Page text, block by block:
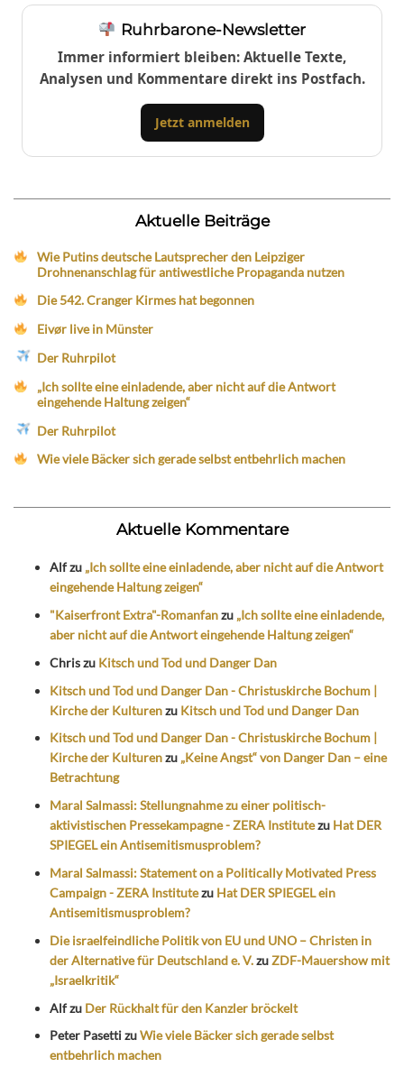
Ruhrbarone-Newsletter
Immer informiert bleiben: Aktuelle Texte,
Analysen und Kommentare direkt ins Postfach.
Jetzt anmelden
Aktuelle Beiträge
Wie Putins deutsche Lautsprecher den Leipziger
Drohnenanschlag für antiwestliche Propaganda nutzen
Die 542. Cranger Kirmes hat begonnen
Eivør live in Münster
Der Ruhrpilot
„Ich sollte eine einladende, aber nicht auf die Antwort
eingehende Haltung zeigen“
Der Ruhrpilot
Wie viele Bäcker sich gerade selbst entbehrlich machen
Aktuelle Kommentare
Alfzu „Ich sollte eine einladende, aber nicht auf die Antwort
eingehende Haltung zeigen“
"Kaiserfront Extra"-Romanfanzu „Ich sollte eine einladende,
aber nicht auf die Antwort eingehende Haltung zeigen“
Chriszu Kitsch und Tod und Danger Dan
Kitsch und Tod und Danger Dan - Christuskirche Bochum |
Kirche der Kulturenzu Kitsch und Tod und Danger Dan
Kitsch und Tod und Danger Dan - Christuskirche Bochum |
Kirche der Kulturenzu „Keine Angst“ von Danger Dan – eine
Betrachtung
Maral Salmassi: Stellungnahme zu einer politisch-
aktivistischen Pressekampagne - ZERA Institutezu Hat DER
SPIEGEL ein Antisemitismusproblem?
Maral Salmassi: Statement on a Politically Motivated Press
Campaign - ZERA Institutezu Hat DER SPIEGEL ein
Antisemitismusproblem?
Die israelfeindliche Politik von EU und UNO – Christen in
der Alternative für Deutschland e. V.zuZDF-Mauershow mit
„Israelkritik“
Alfzu Der Rückhalt für den Kanzler bröckelt
Peter PasettizuWie viele Bäcker sich gerade selbst
entbehrlich machen